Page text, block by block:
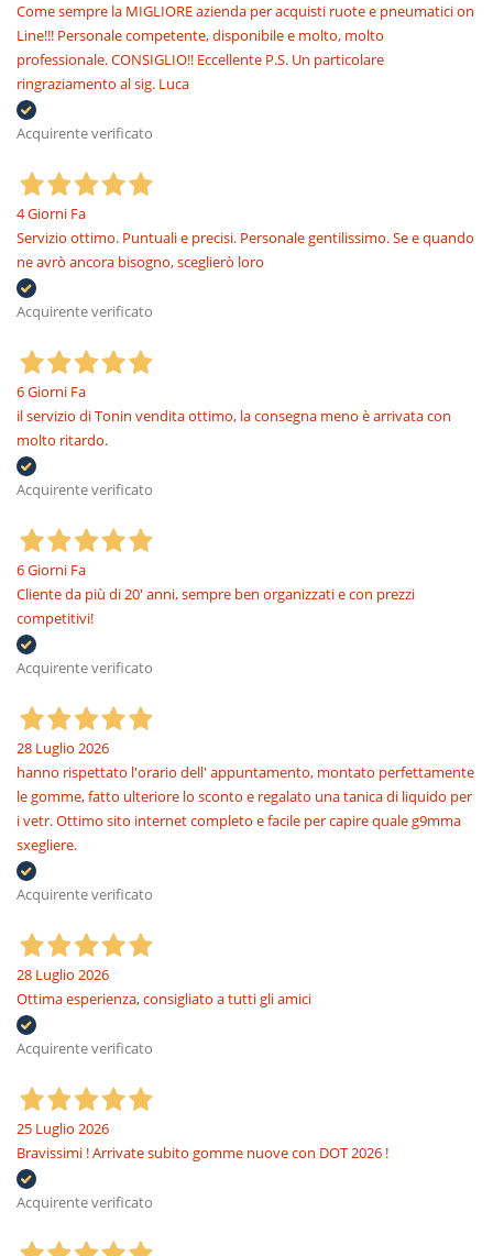
Come sempre la MIGLIORE azienda per acquisti ruote e pneumatici on
Line!!! Personale competente, disponibile e molto, molto
professionale. CONSIGLIO!! Eccellente P.S. Un particolare
ringraziamento al sig. Luca
Acquirente verificato
4 Giorni Fa
Servizio ottimo. Puntuali e precisi. Personale gentilissimo. Se e quando
ne avrò ancora bisogno, sceglierò loro
Acquirente verificato
6 Giorni Fa
il servizio di Tonin vendita ottimo, la consegna meno è arrivata con
molto ritardo.
Acquirente verificato
6 Giorni Fa
Cliente da più di 20' anni, sempre ben organizzati e con prezzi
competitivi!
Acquirente verificato
28 Luglio 2026
hanno rispettato l'orario dell' appuntamento, montato perfettamente
le gomme, fatto ulteriore lo sconto e regalato una tanica di liquido per
i vetr. Ottimo sito internet completo e facile per capire quale g9mma
sxegliere.
Acquirente verificato
28 Luglio 2026
Ottima esperienza, consigliato a tutti gli amici
Acquirente verificato
25 Luglio 2026
Bravissimi ! Arrivate subito gomme nuove con DOT 2026 !
Acquirente verificato